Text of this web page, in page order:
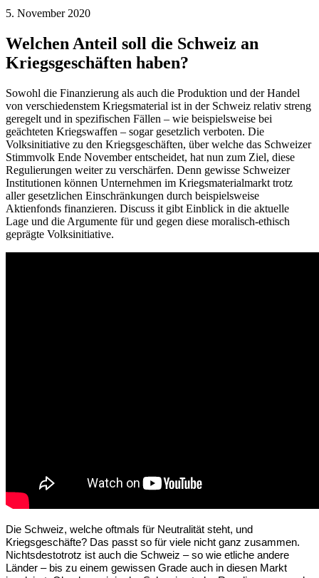
5. November 2020
Welchen Anteil soll die Schweiz an
Kriegsgeschäften haben?
Sowohl die Finanzierung als auch die Produktion und der Handel
von verschiedenstem Kriegsmaterial ist in der Schweiz relativ streng
geregelt und in spezifischen Fällen – wie beispielsweise bei
geächteten Kriegswaffen – sogar gesetzlich verboten. Die
Volksinitiative zu den Kriegsgeschäften, über welche das Schweizer
Stimmvolk Ende November entscheidet, hat nun zum Ziel, diese
Regulierungen weiter zu verschärfen. Denn gewisse Schweizer
Institutionen können Unternehmen im Kriegsmaterialmarkt trotz
aller gesetzlichen Einschränkungen durch beispielsweise
Aktienfonds finanzieren. Discuss it gibt Einblick in die aktuelle
Lage und die Argumente für und gegen diese moralisch-ethisch
geprägte Volksinitiative.
Die Schweiz, welche oftmals für Neutralität steht, und
Kriegsgeschäfte? Das passt so für viele nicht ganz zusammen.
Nichtsdestotrotz ist auch die Schweiz – so wie etliche andere
Länder – bis zu einem gewissen Grade auch in diesen Markt